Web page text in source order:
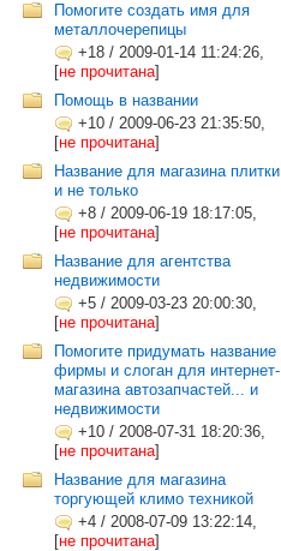
Помогите создать имя для
металлочерепицы
+18 / 2009-01-14 11:24:26,
[не прочитана]
Помощь в названии
+10 / 2009-06-23 21:35:50,
[не прочитана]
Название для магазина плитки
и не только
+8 / 2009-06-19 18:17:05,
[не прочитана]
Название для агентства
недвижимости
+5 / 2009-03-23 20:00:30,
[не прочитана]
Помогите придумать название
фирмы и слоган для интернет-
магазина автозапчастей... и
недвижимости
+10 / 2008-07-31 18:20:36,
[не прочитана]
Название для магазина
торгующей климо техникой
+4 / 2008-07-09 13:22:14,
[не прочитана]